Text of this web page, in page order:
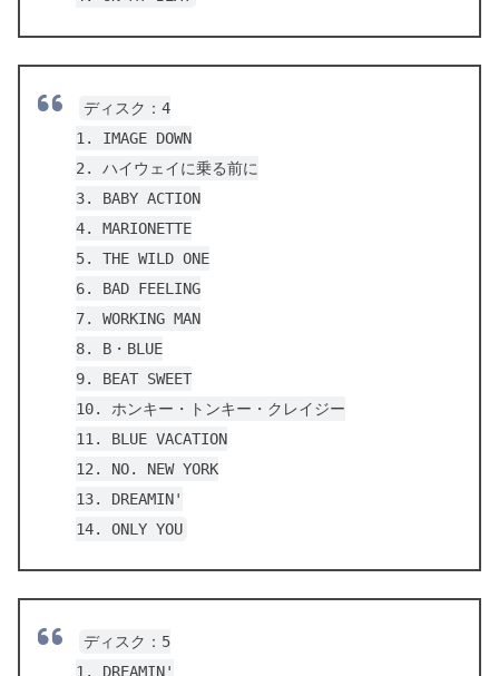
ディスク：4
1. IMAGE DOWN
2. ハイウェイに乗る前に
3. BABY ACTION
4. MARIONETTE
5. THE WILD ONE
6. BAD FEELING
7. WORKING MAN
8. B・BLUE
9. BEAT SWEET
10. ホンキー・トンキー・クレイジー
11. BLUE VACATION
12. NO. NEW YORK
13. DREAMIN'
14. ONLY YOU
ディスク：5
1. DREAMIN'